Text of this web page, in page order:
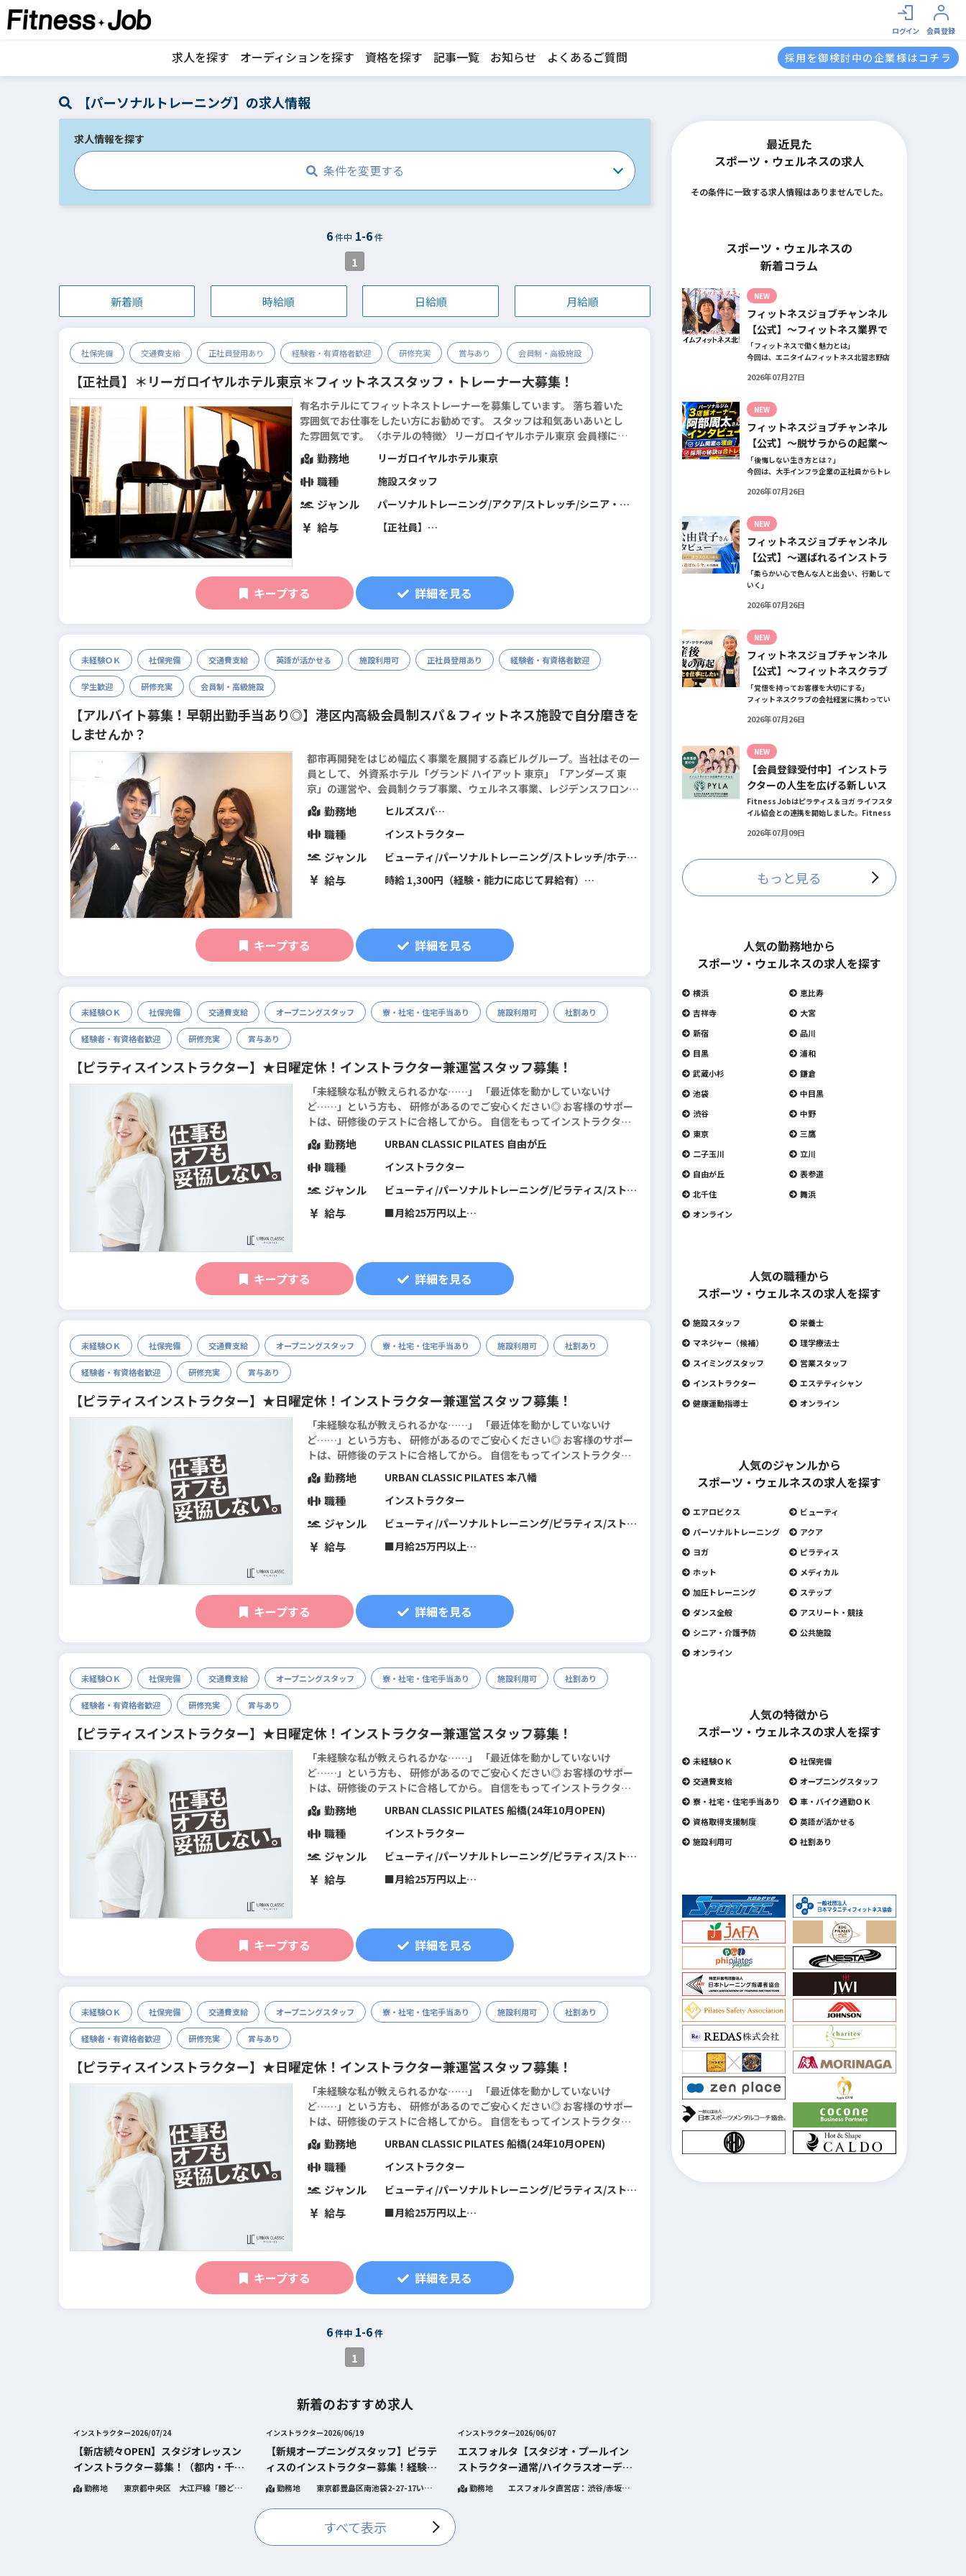
ログイン 会員登録
求人を探す オーディションを探す 資格を探す 記事一覧 お知らせ よくあるご質問 採用を御検討中の企業様はコチラ
【パーソナルトレーニング】の求人情報
求人情報を探す
条件を変更する
6件中 1-6件
1
新着順 時給順 日給順 月給順
社保完備 交通費支給 正社員登用あり 経験者・有資格者歓迎 研修充実 賞与あり 会員制・高級施設
【正社員】＊リーガロイヤルホテル東京＊フィットネススタッフ・トレーナー大募集！
有名ホテルにてフィットネストレーナーを募集しています。 落ち着いた
雰囲気でお仕事をしたい方にお勧めです。 スタッフは和気あいあいとし
た雰囲気です。 〈ホテルの特徴〉 リーガロイヤルホテル東京 会員様には
ご高齢の方が多く、スタッフとのおしゃべりを楽しみに通われている方も
多くいま... 続きを読む
勤務地 リーガロイヤルホテル東京
職種 施設スタッフ
ジャンル
パーソナルトレーニング/アクア/ストレッチ/シニア・介
護予防/ホテル・スパ/筋力トレーニング/フィットネス全
般/スイミング/総合型フィットネスクラブ
給与
【正社員】
キープする 詳細を見る
未経験ＯＫ 社保完備 交通費支給 英語が活かせる 施設利用可 正社員登用あり 経験者・有資格者歓迎
学生歓迎 研修充実 会員制・高級施設
【アルバイト募集！早朝出勤手当あり◎】港区内高級会員制スパ＆フィットネス施設で自分磨きを
しませんか？
都市再開発をはじめ幅広く事業を展開する森ビルグループ。当社はその一
員として、 外資系ホテル「グランド ハイアット 東京」「アンダーズ 東
京」の運営や、会員制クラブ事業、ウェルネス事業、レジデンスフロント
事業を手掛けています。
勤務地
ヒルズスパ
（日比谷線/大江戸線 六本木駅、日比谷線 神谷町・虎
ノ門ヒルズ、南北線 六本木一丁目、麻布十番など）
職種 インストラクター
ジャンル
ビューティ/パーソナルトレーニング/ストレッチ/ホテ
ィットネスクラブ
給与 時給 1,300円（経験・能力に応じて昇給有）
※食事手当：1勤務あたり、一律380円支給
キープする 詳細を見る
未経験ＯＫ 社保完備 交通費支給 オープニングスタッフ 寮・社宅・住宅手当あり 施設利用可 社割あり
経験者・有資格者歓迎 研修充実 賞与あり
【ピラティスインストラクター】★日曜定休！インストラクター兼運営スタッフ募集！
「未経験な私が教えられるかな……」 「最近体を動かしていないけ
ど……」という方も、 研修があるのでご安心ください◎ お客様のサポー
トは、研修後のテストに合格してから。 自信をもってインストラクター
デビューできますし、 その後も定期的に専門知識を吸収できる仕組みが
あります。 身につけた知識などは、...続きを読む
勤務地 URBAN CLASSIC PILATES 自由が丘
職種 インストラクター
ジャンル
ビューティ/パーソナルトレーニング/ピラティス/ストレ
ッチ/筋力トレーニング/機能改善系/マネジメント･店舗
運営/フィットネス全般
給与 ■月給25万円以上
※一律地域手当と固定残業代20時間分（2万9188円～含
む。超過分別途支給します）
りません。
※10月より試用期間3ヶ月に変更あり。給与に変更あ
り。
キープする 詳細を見る
未経験ＯＫ 社保完備 交通費支給 オープニングスタッフ 寮・社宅・住宅手当あり 施設利用可 社割あり
経験者・有資格者歓迎 研修充実 賞与あり
【ピラティスインストラクター】★日曜定休！インストラクター兼運営スタッフ募集！
「未経験な私が教えられるかな……」 「最近体を動かしていないけ
ど……」という方も、 研修があるのでご安心ください◎ お客様のサポー
トは、研修後のテストに合格してから。 自信をもってインストラクター
デビューできますし、 その後も定期的に専門知識を吸収できる仕組みが
あります。 身につけた知識などは、...続きを読む
勤務地 URBAN CLASSIC PILATES 本八幡
職種 インストラクター
ジャンル
ビューティ/パーソナルトレーニング/ピラティス/ストレ
運営/フィットネス全般
給与 ■月給25万円以上
※一律地域手当と固定残業代20時間分（2万9188円～含
む。超過分別途支給します）
りません。
※10月より試用期間3ヶ月に変更あり。給与に変更あ
り。
キープする 詳細を見る
未経験ＯＫ 社保完備 交通費支給 オープニングスタッフ 寮・社宅・住宅手当あり 施設利用可 社割あり
経験者・有資格者歓迎 研修充実 賞与あり
【ピラティスインストラクター】★日曜定休！インストラクター兼運営スタッフ募集！
「未経験な私が教えられるかな……」 「最近体を動かしていないけ
ど……」という方も、 研修があるのでご安心ください◎ お客様のサポー
トは、研修後のテストに合格してから。 自信をもってインストラクター
デビューできますし、 その後も定期的に専門知識を吸収できる仕組みが
あります。 身につけた知識などは、...続きを読む
勤務地 URBAN CLASSIC PILATES 船橋(24年10月OPEN)
職種 インストラクター
ジャンル
ビューティ/パーソナルトレーニング/ピラティス/ストレ
ッチ/筋力トレーニング/機能改善系/マネジメント･店舗
運営/フィットネス全般
給与 ■月給25万円以上
※一律地域手当と固定残業代20時間分（2万9188円～含
む。超過分別途支給します）
りません。
※10月より試用期間3ヶ月に変更あり。給与に変更あ
り。
キープする 詳細を見る
未経験ＯＫ 社保完備 交通費支給 オープニングスタッフ 寮・社宅・住宅手当あり 施設利用可 社割あり
経験者・有資格者歓迎 研修充実 賞与あり
【ピラティスインストラクター】★日曜定休！インストラクター兼運営スタッフ募集！
「未経験な私が教えられるかな……」 「最近体を動かしていないけ
ど……」という方も、 研修があるのでご安心ください◎ お客様のサポー
トは、研修後のテストに合格してから。 自信をもってインストラクター
デビューできますし、 その後も定期的に専門知識を吸収できる仕組みが
あります。 身につけた知識などは、...続きを読む
勤務地 URBAN CLASSIC PILATES 船橋(24年10月OPEN)
職種 インストラクター
ジャンル
ビューティ/パーソナルトレーニング/ピラティス/ストレ
運営/フィットネス全般
給与 ■月給25万円以上
※一律地域手当と固定残業代20時間分（2万9188円～含
む。超過分別途支給します）
キープする 詳細を見る
6件中 1-6件
1
新着のおすすめ求人
インストラクター2026/07/24
【新店続々OPEN】スタジオレッスン
インストラクター募集！（都内・千葉
県）勤務地
東京都中央区 大江戸線「勝どき
インストラクター2026/06/19
【新規オープニングスタッフ】ピラテ
ィスのインストラクター募集！経験者
歓迎勤務地
東京都豊島区南池袋2-27-17いちご
インストラクター2026/06/07
エスフォルタ【スタジオ・プールイン
ストラクター通常/ハイクラスオーデシ
ョン】
勤務地
エスフォルタ直営店：渋谷/赤坂/
すべて表示
最近見た
スポーツ・ウェルネスの求人
その条件に一致する求人情報はありませんでした。
スポーツ・ウェルネスの
新着コラム
NEW
フィットネスジョブチャンネル
【公式】～フィットネス業界で
働く魅力と採用したい人材～
「フィットネスで働く魅力とは」
今回は、エニタイムフィットネス北習志野店
用」をテーマにフィットネスクラブの魅力に
ッフの採用基準、実際に採用されたスタッフ
の皆様からは働き甲斐や動機、お客様からは
そのスタッフの皆様がつくる施設やフィット
ネスについての魅力を語っていただきまし
た。
2026年07月27日
NEW
フィットネスジョブチャンネル
【公式】～脱サラからの起業～
「後悔しない生き方とは？」
今回は、大手インフラ企業の正社員からトレ
転身された、パーソナルジム「ギフト」代表
今の仕事や環境を変えたい！とお悩みの方、
必見です！
2026年07月26日
NEW
フィットネスジョブチャンネル
【公式】～選ばれるインストラ
クターになるには～
「柔らかい心で色んな人と出会い、行動して
いく」
ったことに挑戦したり、周囲のすすめに素直
そんな風に自分だけでは思いつかないことを
行動に移してきた結果が、今に繋がっている
とお話してくださったヨガ講師の若松由貴子
さん。選ばれるインストラクターになるため
に若松さんが取られた行動とは？
2026年07月26日
NEW
フィットネスジョブチャンネル
【公式】～フィットネスクラブ
役員時代の倒産を経て開業・独
立～
「覚悟を持ってお客様を大切にする」
フィットネスクラブの会社経営に携わってい
それでも尚、同じ業界内で独立し再起を図っ
藤健祐さんにインタビュー。
フィットネスクラブのキャンペーンや違約金
制度はお客様を大切にする仕組みだろう
か！？資金が底をつく恐怖と闘いながらもお
客様との絆を築き上げた秘訣とは？
2026年07月26日
NEW
【会員登録受付中】インストラ
クターの人生を広げる新しいス
テージ
Fitness Jobはピラティス＆ヨガ ライフスタ
イル協会との連携を開始しました。Fitness
皆様の人生を広げる新しいステージとして、
2026年07月09日
もっと見る
人気の勤務地から
スポーツ・ウェルネスの求人を探す
横浜
恵比寿
吉祥寺
大宮
新宿
品川
目黒
浦和
武蔵小杉
鎌倉
池袋
中目黒
渋谷
中野
東京
三鷹
二子玉川
立川
自由が丘
表参道
北千住
舞浜
オンライン
人気の職種から
スポーツ・ウェルネスの求人を探す
施設スタッフ
栄養士
マネジャー（候補）
理学療法士
スイミングスタッフ
営業スタッフ
インストラクター
エステティシャン
健康運動指導士
オンライン
人気のジャンルから
スポーツ・ウェルネスの求人を探す
エアロビクス
ビューティ
パーソナルトレーニング
アクア
ヨガ
ピラティス
ホット
メディカル
加圧トレーニング
ステップ
ダンス全般
アスリート・競技
シニア・介護予防
公共施設
オンライン
人気の特徴から
スポーツ・ウェルネスの求人を探す
未経験ＯＫ
社保完備
交通費支給
オープニングスタッフ
寮・社宅・住宅手当あり
車・バイク通勤ＯＫ
資格取得支援制度
英語が活かせる
施設利用可
社割あり